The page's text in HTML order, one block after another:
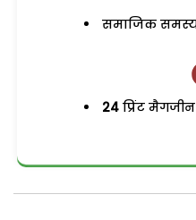
समाजिक
24 प्रिंट मैगजीन